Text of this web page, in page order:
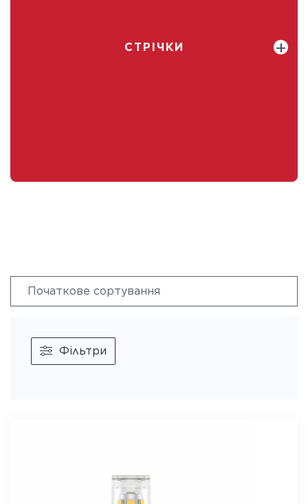
СТРІЧКИ
Фільтри